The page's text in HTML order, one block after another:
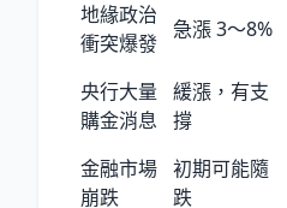
地緣政治
衝突爆發
急漲 3〜8%
央行大量
購金消息
緩漲，有支
撐
金融市場
崩跌
初期可能隨
跌